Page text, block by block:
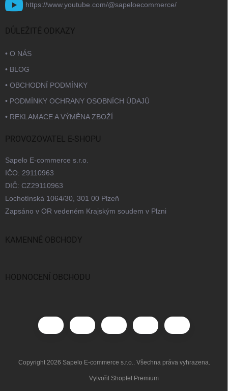
https://www.youtube.com/@sapeloecommerce/
DŮLEŽITÉ ODKAZY
• O NÁS
• BLOG
• OBCHODNÍ PODMÍNKY
• PODMÍNKY OCHRANY OSOBNÍCH ÚDAJŮ
• REKLAMACE A VÝMĚNA ZBOŽÍ
PROVOZOVATEL E-SHOPU
Sapelo E-commerce s.r.o.
IČO: 29110963
DIČ: CZ29110963
Lochotínská 1064/30, 301 00 Plzeň
Zapsáno v OR vedeném Krajským soudem v Plzni
KAMENNÉ OBCHODY
Praha
HODNOCENÍ OBCHODU
Vytvořil Shoptet Premium
Copyright 2026 Sapelo E-commerce s.r.o.. Všechna práva vyhrazena.